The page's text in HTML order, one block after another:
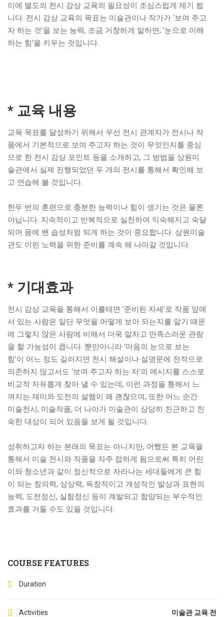
이에 별도의 전시 감상 교육의 필요성이 조심스럽게 제기 됩
니다. 전시 감상 교육의 목표는 미술관이나 작가가 ‘보여 주고
자 하는 것’을 보는 능력, 조금 거창하게 말하면, ‘눈으로 이해
하는 힘’을 키우는 것입니다.
* 교육 내용
교육 목표를 달성하기 위해서 우선 전시 관계자가 전시나 작
품에서 기본적으로 보여 주고자 하는 것이 무엇인지를 중심
으로 한 전시 감상 포인트 등을 소개하고, 그 방법을 상원미
술관에서 실제 진행되었던 두 개의 전시를 통해서 확인해 보
고 연습해 볼 것입니다.
한두 번의 훈련으로 충분한 능력이나 힘이 생기는 것은 물론
아닙니다. 지속적이고 반복적으로 실천하여 익숙해지고 숙달
되어 몸에 밴 습성처럼 되게 하는 것이 중요합니다. 상원미술
관도 이런 노력을 위한 준비를 계속 해 나아갈 것입니다.
* 기대효과
전시 감상 교육을 통해서 이를테면 ‘준비된 자세’로 작품 앞에
서 있는 사람은 일단 무엇을 어떻게 보아 되는지를 알기 때문
에 그렇지 않은 사람에 비해서 더욱 알차고 만족스러운 관람
을 할 가능성이 큽니다. 뿐만아니라 ‘마음의 눈으로 보는
힘’이 어느 정도 길러지면 전시 해설이나 설명문에 전적으로
의존하지 않고서도 ‘보여 주고자 하는 자’의 메시지를 스스로
비교적 자유롭게 찾아 낼 수 있는데, 이런 과정을 통해서 느
껴지는 재미와 도전의 설렘이 꽤 괜찮으며, 또한 어느 순간
미술전시, 미술작품, 더 나아가 미술관이 상당히 친근하고 친
숙한 대상이 되어 있음을 보게 될 것입니다.
성취하고자 하는 본래의 목표는 아니지만, 어쨌든 본 교육을
통해서 미술 전시와 작품을 자주 접하게 됨으로써 특히 어린
이와 청소년과 같이 정신적으로 자라나는 세대들에게 큰 힘
이 되는 창의력, 상상력, 독창적이고 개성적인 발상과 표현의
능력, 도전정신, 실험정신 등이 계발되고 함양되는 부수적인
효과를 거둘 수도 있을 것입니다.
COURSE FEATURES
Duration
Activities 미술관 교육 전